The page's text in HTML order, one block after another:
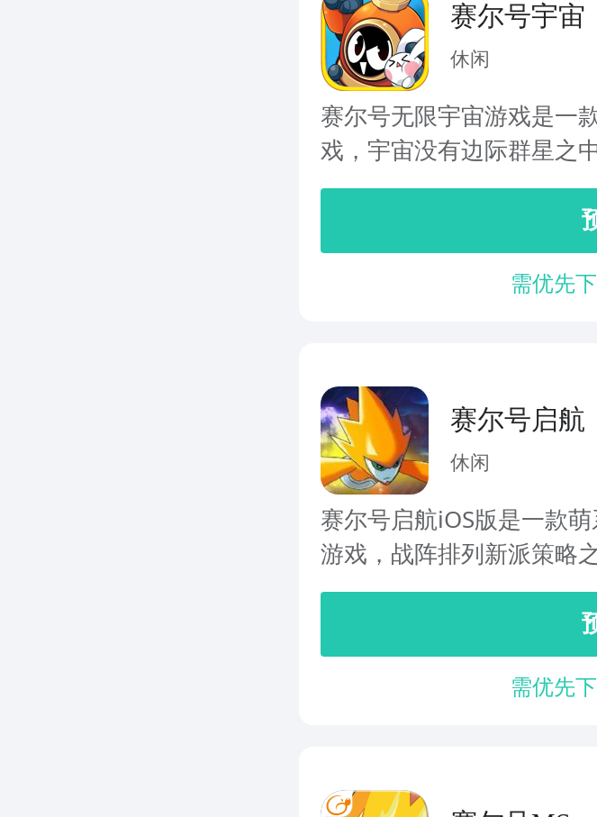
赛尔号宇宙
休闲
赛尔号无限宇宙游戏是一
戏，宇宙没有边际群星之
需优先
赛尔号启航
休闲
赛尔号启航iOS版是一款
游戏，战阵排列新派策略
需优先